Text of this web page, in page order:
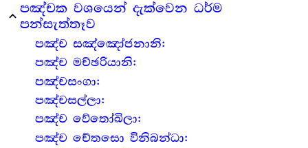
expand_less
පඤ්චක වශයෙන් දැක්වෙන ධර්ම
පන්සැත්තෑව
පඤ්ච සඤ්ඤෝජනානි:
පඤ්ච මච්ඡරියානි:
පඤ්චසංගා:
පඤ්චසල්ලා:
පඤ්ච වේතෝඛිලා:
පඤ්ච චේතසො විනිබන්ධා: